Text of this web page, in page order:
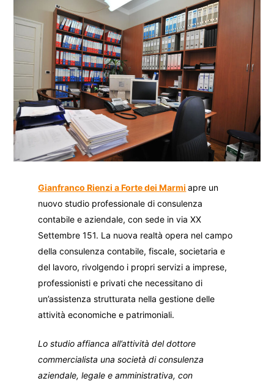
Gianfranco Rienzi a Forte dei Marmi apre un
nuovo studio professionale di consulenza
contabile e aziendale, con sede in via XX
Settembre 151. La nuova realtà opera nel campo
della consulenza contabile, fiscale, societaria e
del lavoro, rivolgendo i propri servizi a imprese,
professionisti e privati che necessitano di
un’assistenza strutturata nella gestione delle
attività economiche e patrimoniali.
Lo studio affianca all’attività del dottore
commercialista una società di consulenza
aziendale, legale e amministrativa, con